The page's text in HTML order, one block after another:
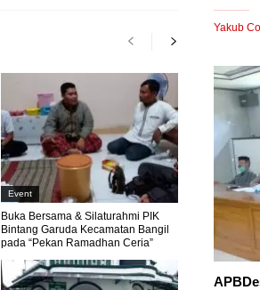
Event
Buka Bersama & Silaturahmi PIK
Bintang Garuda Kecamatan Bangil
pada “Pekan Ramadhan Ceria”
Yakub